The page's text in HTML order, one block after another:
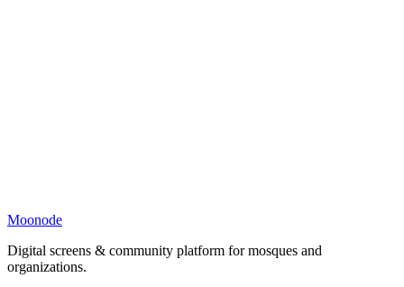
Moonode
Digital screens & community platform for mosques and
organizations.